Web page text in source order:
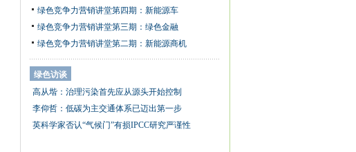
绿色竞争力营销讲堂第四期：新能源车
绿色竞争力营销讲堂第三期：绿色金融
绿色竞争力营销讲堂第二期：新能源商机
绿色访谈
高从堦：治理污染首先应从源头开始控制
李仰哲：低碳为主交通体系已迈出第一步
英科学家否认“气候门”有损IPCC研究严谨性